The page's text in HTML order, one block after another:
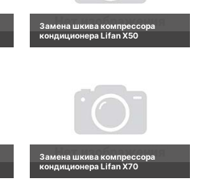
Замена шкива компрессора
кондиционера Lifan X50
Замена шкива компрессора
кондиционера Lifan X70